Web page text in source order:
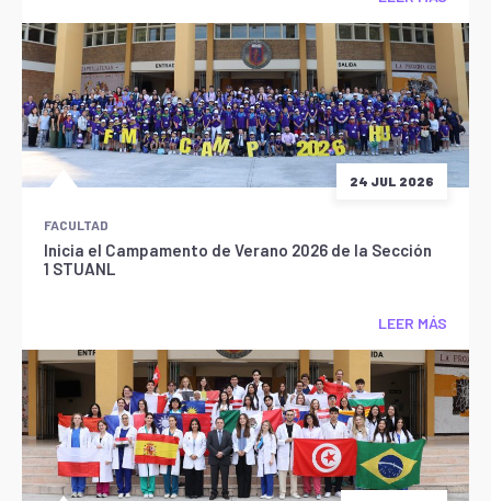
24 JUL 2026
FACULTAD
Inicia el Campamento de Verano 2026 de la Sección
1 STUANL
LEER MÁS